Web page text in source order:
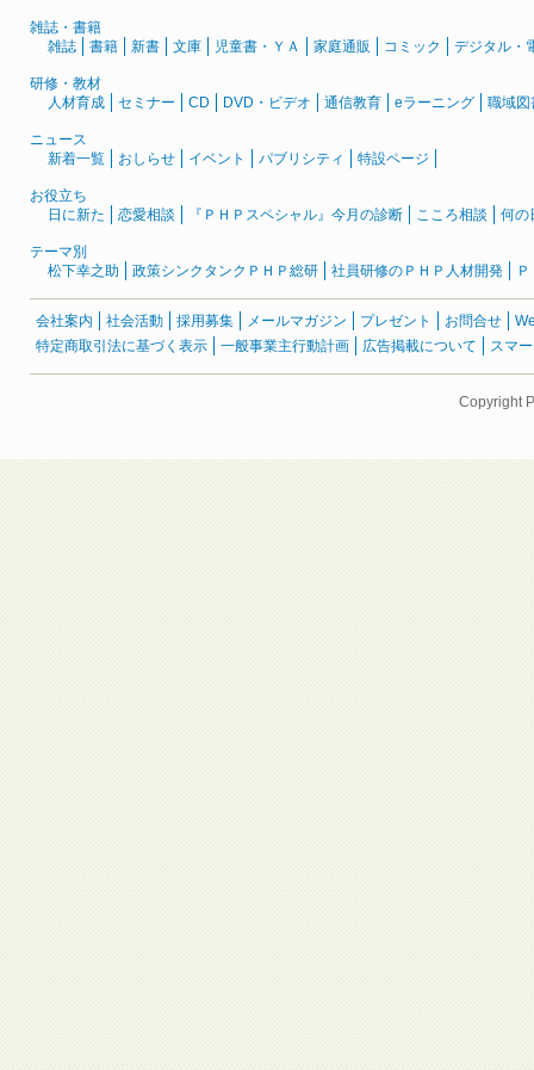
雑誌・書籍
雑誌
書籍 新書 文庫 児童書・ＹＡ 家庭通販 コミック デジタル・
研修・教材
人材育成
セミナー CD DVD・ビデオ 通信教育 eラーニング 職域図
ニュース
新着一覧
おしらせ イベント パブリシティ 特設ページ
お役立ち
日に新た
恋愛相談 『ＰＨＰスペシャル』今月の診断 こころ相談 何の
テーマ別
松下幸之助
政策シンクタンクＰＨＰ総研 社員研修のＰＨＰ人材開発
会社案内 社会活動 採用募集 メールマガジン プレゼント お問合せ
特定商取引法に基づく表示
一般事業主行動計画 広告掲載について スマ
Copyright